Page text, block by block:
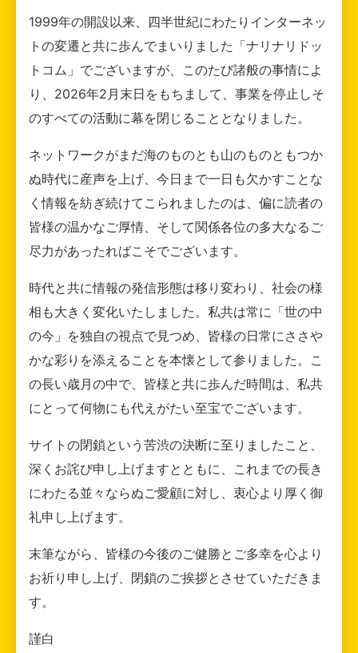
1999年の開設以来、四半世紀にわたりインターネッ
トの変遷と共に歩んでまいりました「ナリナリドッ
トコム」でございますが、このたび諸般の事情によ
り、2026年2月末日をもちまして、事業を停止しそ
のすべての活動に幕を閉じることとなりました。
ネットワークがまだ海のものとも山のものともつか
ぬ時代に産声を上げ、今日まで一日も欠かすことな
く情報を紡ぎ続けてこられましたのは、偏に読者の
皆様の温かなご厚情、そして関係各位の多大なるご
尽力があったればこそでございます。
時代と共に情報の発信形態は移り変わり、社会の様
相も大きく変化いたしました。私共は常に「世の中
の今」を独自の視点で見つめ、皆様の日常にささや
かな彩りを添えることを本懐として参りました。こ
の長い歳月の中で、皆様と共に歩んだ時間は、私共
にとって何物にも代えがたい至宝でございます。
サイトの閉鎖という苦渋の決断に至りましたこと、
深くお詫び申し上げますとともに、これまでの長き
にわたる並々ならぬご愛顧に対し、衷心より厚く御
礼申し上げます。
末筆ながら、皆様の今後のご健勝とご多幸を心より
お祈り申し上げ、閉鎖のご挨拶とさせていただきま
す。
謹白